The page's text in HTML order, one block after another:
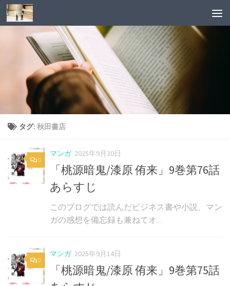
タグ: 秋田書店
0
マンガ 2025年9月20日
「桃源暗鬼/漆原 侑来」9巻第76話
あらすじ
このブログでは読んだビジネス書や小説、マン
ガの感想を備忘録も兼ねてオ...
0
マンガ 2025年9月14日
「桃源暗鬼/漆原 侑来」9巻第75話